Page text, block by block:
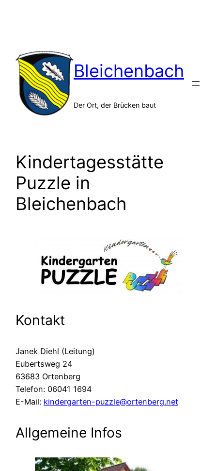
Bleichenbach
Der Ort, der Brücken baut
Kindertagesstätte
Puzzle in
Bleichenbach
Kontakt
Janek Diehl (Leitung)
Eubertsweg 24
63683 Ortenberg
Telefon: 06041 1694
E-Mail: kindergarten-puzzle@ortenberg.net
Allgemeine Infos